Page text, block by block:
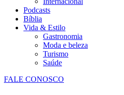
Podcasts
Bíblia
Vida & Estilo
Gastronomia
Moda e beleza
Turismo
Saúde
FALE CONOSCO